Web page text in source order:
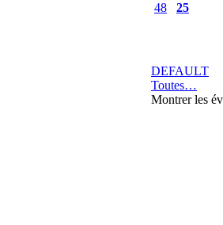
48 25
DEFAULT
Toutes…
Montrer les